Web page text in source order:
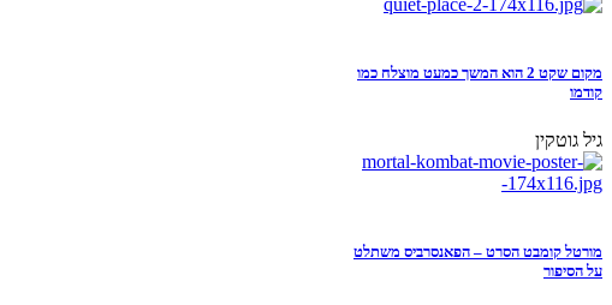
מקום שקט 2 הוא המשך כמעט מוצלח כמו
קודמו
גיל גוטקין
מורטל קומבט הסרט – הפאנסרביס משתלט
על הסיפור